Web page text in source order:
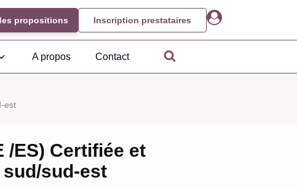
propositions Inscription prestataires
A propos Contact
est
/ES) Certifiée et
sud/sud-est